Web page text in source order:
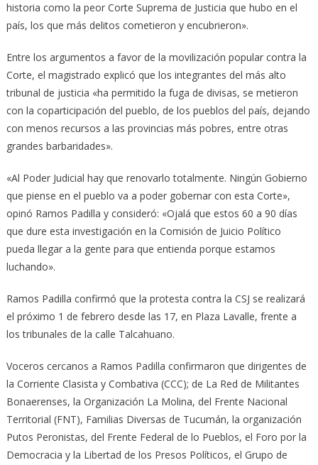
historia como la peor Corte Suprema de Justicia que hubo en el
país, los que más delitos cometieron y encubrieron».
Entre los argumentos a favor de la movilización popular contra la
Corte, el magistrado explicó que los integrantes del más alto
tribunal de justicia «ha permitido la fuga de divisas, se metieron
con la coparticipación del pueblo, de los pueblos del país, dejando
con menos recursos a las provincias más pobres, entre otras
grandes barbaridades».
«Al Poder Judicial hay que renovarlo totalmente. Ningún Gobierno
que piense en el pueblo va a poder gobernar con esta Corte»,
opinó Ramos Padilla y consideró: «Ojalá que estos 60 a 90 días
que dure esta investigación en la Comisión de Juicio Político
pueda llegar a la gente para que entienda porque estamos
luchando».
Ramos Padilla confirmó que la protesta contra la CSJ se realizará
el próximo 1 de febrero desde las 17, en Plaza Lavalle, frente a
los tribunales de la calle Talcahuano.
Voceros cercanos a Ramos Padilla confirmaron que dirigentes de
la Corriente Clasista y Combativa (CCC); de La Red de Militantes
Bonaerenses, la Organización La Molina, del Frente Nacional
Territorial (FNT), Familias Diversas de Tucumán, la organización
Putos Peronistas, del Frente Federal de lo Pueblos, el Foro por la
Democracia y la Libertad de los Presos Políticos, el Grupo de